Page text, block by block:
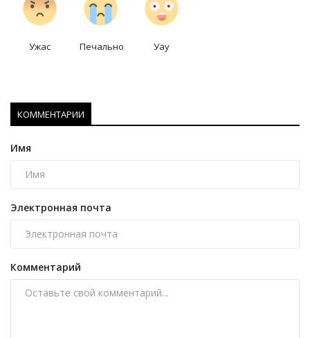
Ужас Печально Уау
КОММЕНТАРИИ
Имя
Электронная почта
Комментарий